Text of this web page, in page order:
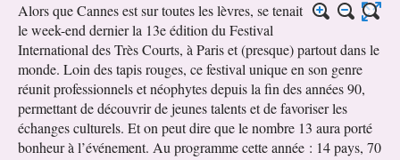
Alors que Cannes est sur toutes les lèvres, se tenait
le week-end dernier la 13e édition du Festival
International des Très Courts, à Paris et (presque) partout dans le
monde. Loin des tapis rouges, ce festival unique en son genre
réunit professionnels et néophytes depuis la fin des années 90,
permettant de découvrir de jeunes talents et de favoriser les
échanges culturels. Et on peut dire que le nombre 13 aura porté
bonheur à l’événement. Au programme cette année : 14 pays, 70